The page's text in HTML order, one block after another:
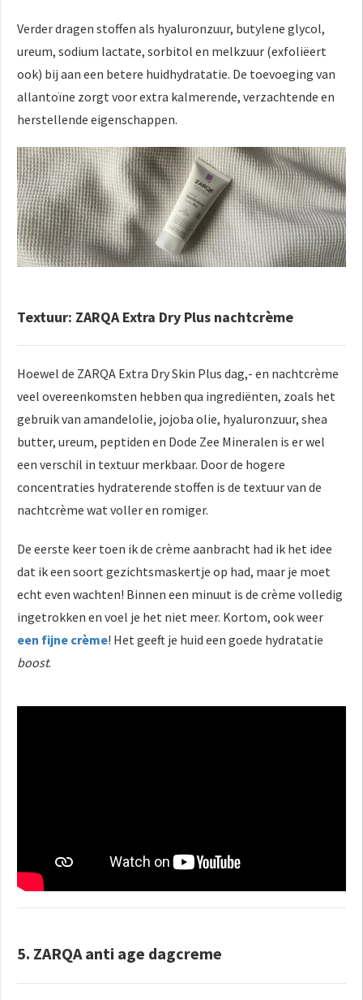
Verder dragen stoffen als hyaluronzuur, butylene glycol,
ureum, sodium lactate, sorbitol en melkzuur (exfoliëert
ook) bij aan een betere huidhydratatie. De toevoeging van
allantoïne zorgt voor extra kalmerende, verzachtende en
herstellende eigenschappen.
Textuur: ZARQA Extra Dry Plus nachtcrème
Hoewel de ZARQA Extra Dry Skin Plus dag,- en nachtcrème
veel overeenkomsten hebben qua ingrediënten, zoals het
gebruik van amandelolie, jojoba olie, hyaluronzuur, shea
butter, ureum, peptiden en Dode Zee Mineralen is er wel
een verschil in textuur merkbaar. Door de hogere
concentraties hydraterende stoffen is de textuur van de
nachtcrème wat voller en romiger.
De eerste keer toen ik de crème aanbracht had ik het idee
dat ik een soort gezichtsmaskertje op had, maar je moet
echt even wachten! Binnen een minuut is de crème volledig
ingetrokken en voel je het niet meer. Kortom, ook weer
een fijne crème! Het geeft je huid een goede hydratatie
boost.
5. ZARQA anti age dagcreme